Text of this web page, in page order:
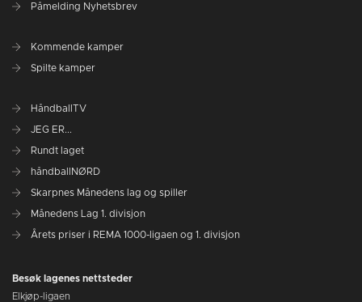
Påmelding Nyhetsbrev
Kommende kamper
Spilte kamper
HåndballTV
JEG ER...
Rundt laget
håndballNØRD
Skarpnes Månedens lag og spiller
Månedens Lag 1. divisjon
Årets priser i REMA 1000-ligaen og 1. divisjon
Besøk lagenes nettsteder
Elkjøp-ligaen